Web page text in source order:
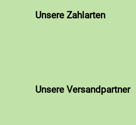
Unsere Zahlarten
Unsere Versandpartner